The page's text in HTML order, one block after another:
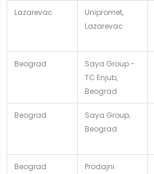
Lazarevac
Unipromet,
Lazarevac
Beograd
Saya Group -
TC Enjub,
Beograd
Beograd
Saya Group,
Beograd
Beograd
Prodajni